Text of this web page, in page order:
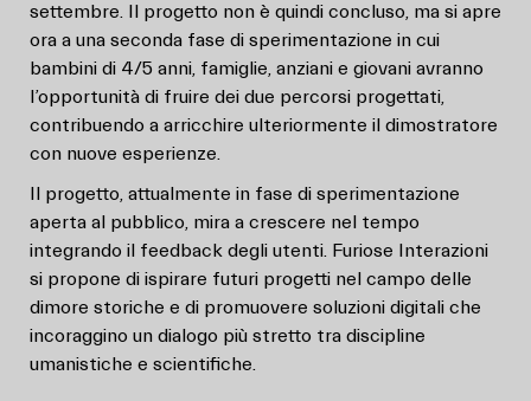
settembre. Il progetto non è quindi concluso, ma si apre
ora a una seconda fase di sperimentazione in cui
bambini di 4/5 anni, famiglie, anziani e giovani avranno
l’opportunità di fruire dei due percorsi progettati,
contribuendo a arricchire ulteriormente il dimostratore
con nuove esperienze.
Il progetto, attualmente in fase di sperimentazione
aperta al pubblico, mira a crescere nel tempo
integrando il feedback degli utenti. Furiose Interazioni
si propone di ispirare futuri progetti nel campo delle
dimore storiche e di promuovere soluzioni digitali che
incoraggino un dialogo più stretto tra discipline
umanistiche e scientifiche.